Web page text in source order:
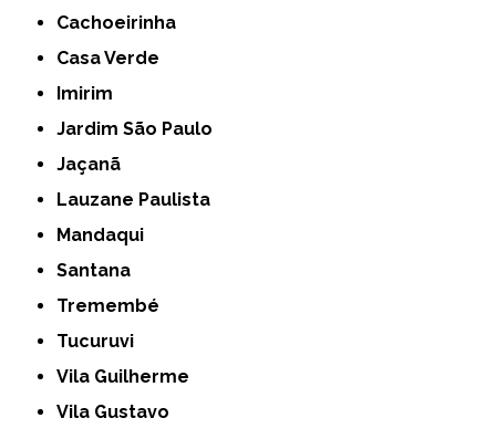
Cachoeirinha
Casa Verde
Imirim
Jardim São Paulo
Jaçanã
Lauzane Paulista
Mandaqui
Santana
Tremembé
Tucuruvi
Vila Guilherme
Vila Gustavo